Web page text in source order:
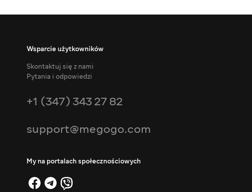
Wsparcie użytkowników
Skontaktuj się z nami
Pytania i odpowiedzi
+1 (347) 343 27 82
support@megogo.com
My na portalach społecznościowych